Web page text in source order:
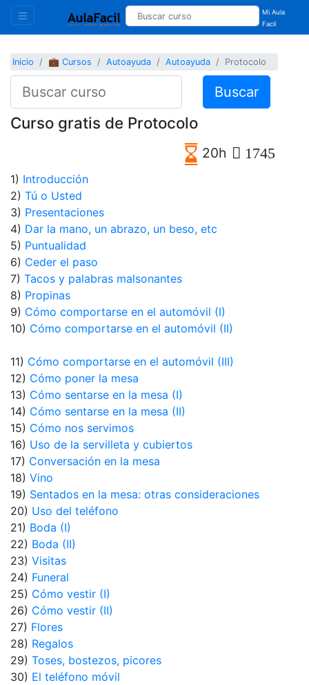
Mi Aula
Facil
Inicio 💼 Cursos Autoayuda Autoayuda Protocolo
Buscar
Curso gratis de Protocolo
20h 1745
1) Introducción
2) Tú o Usted
3) Presentaciones
4) Dar la mano, un abrazo, un beso, etc
5) Puntualidad
6) Ceder el paso
7) Tacos y palabras malsonantes
8) Propinas
9) Cómo comportarse en el automóvil (I)
10) Cómo comportarse en el automóvil (II)
11) Cómo comportarse en el automóvil (III)
12) Cómo poner la mesa
13) Cómo sentarse en la mesa (I)
14) Cómo sentarse en la mesa (II)
15) Cómo nos servimos
16) Uso de la servilleta y cubiertos
17) Conversación en la mesa
18) Vino
19) Sentados en la mesa: otras consideraciones
20) Uso del teléfono
21) Boda (I)
22) Boda (II)
23) Visitas
24) Funeral
25) Cómo vestir (I)
26) Cómo vestir (II)
27) Flores
28) Regalos
29) Toses, bostezos, picores
30) El teléfono móvil